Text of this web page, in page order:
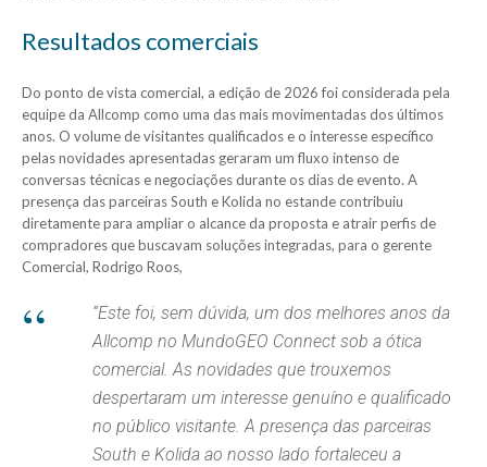
Resultados comerciais
Do ponto de vista comercial, a edição de 2026 foi considerada pela
equipe da Allcomp como uma das mais movimentadas dos últimos
anos. O volume de visitantes qualificados e o interesse específico
pelas novidades apresentadas geraram um fluxo intenso de
conversas técnicas e negociações durante os dias de evento. A
presença das parceiras South e Kolida no estande contribuiu
diretamente para ampliar o alcance da proposta e atrair perfis de
compradores que buscavam soluções integradas, para o gerente
Comercial, Rodrigo Roos,
“Este foi, sem dúvida, um dos melhores anos da
Allcomp no MundoGEO Connect sob a ótica
comercial. As novidades que trouxemos
despertaram um interesse genuíno e qualificado
no público visitante. A presença das parceiras
South e Kolida ao nosso lado fortaleceu a